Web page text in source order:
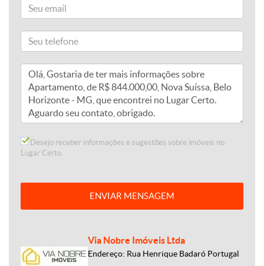
Desejo receber informações e sugestões sobre imóveis no
Lugar Certo.
ENVIAR MENSAGEM
Via Nobre Imóveis Ltda
Endereço: Rua Henrique Badaró Portugal